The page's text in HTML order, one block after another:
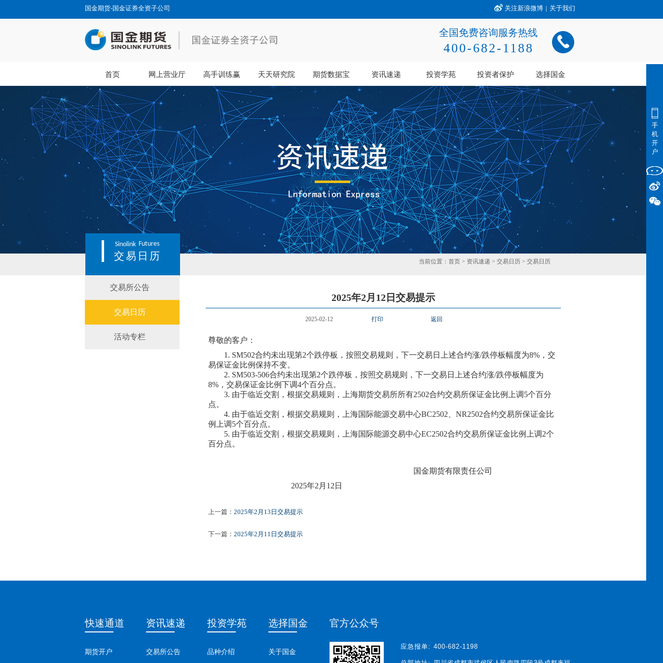
国金期货-国金证券全资子公司 关注新浪微博 | 关于我们
全国免费咨询服务热线
400-682-1188
首页 网上营业厅 高手训练赢 天天研究院 期货数据宝 资讯速递 投资学苑 投资者保护 选择国金
Sinolink Futures
交易日历 当前位置： 首页 > 资讯速递 > 交易日历 > 交易日历
交易所公告
交易日历
活动专栏
2025年2月12日交易提示
2025-02-12 打印 返回
尊敬的客户：
1. SM502合约未出现第2个跌停板，按照交易规则，下一交易日上述合约涨/跌停板幅度为8%，交
易保证金比例保持不变。
2. SM503-506合约未出现第2个跌停板，按照交易规则，下一交易日上述合约涨/跌停板幅度为
8%，交易保证金比例下调4个百分点。
3. 由于临近交割，根据交易规则，上海期货交易所所有2502合约交易所保证金比例上调5个百分
点。
4. 由于临近交割，根据交易规则，上海国际能源交易中心BC2502 NR2502合约交易所保证金比
例上调5个百分点。
5. 由于临近交割，根据交易规则，上海国际能源交易中心EC2502合约交易所保证金比例上调2个
百分点。
国金期货有限责任公司
2025年2 月 12 日
上一篇： 2025年2月13日交易提示
下一篇： 2025年2月11日交易提示
快速通道
期货开户
资讯速递
交易所公告
投资学苑
品种介绍
选择国金
关于国金
官方公众号
应急报单: 400-682-1198
手
机
开
户